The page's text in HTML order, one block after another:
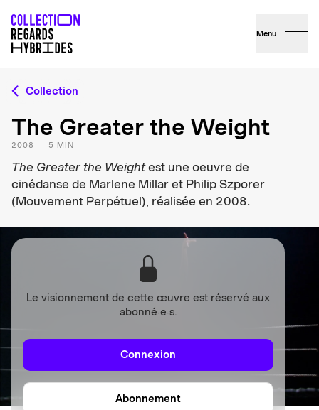
Menu
Collection
The Greater the Weight
2008 — 5 MIN
The Greater the Weightest une oeuvre de
cinédanse de Marlene Millar et Philip Szporer
(Mouvement Perpétuel), réalisée en 2008.
Le visionnement de cette œuvre est réservé aux
abonné·e·s.
Connexion
Abonnement